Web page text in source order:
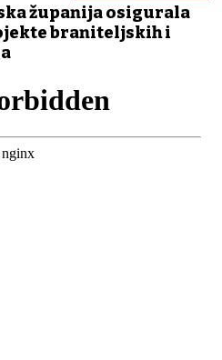
županija osigurala
braniteljskih i